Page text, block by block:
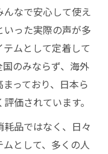
なで安心して使え
った実際の声が多
ムとして定着して
のみならず、海外
っており、日本ら
価されています。
品ではなく、日々
として、多くの人